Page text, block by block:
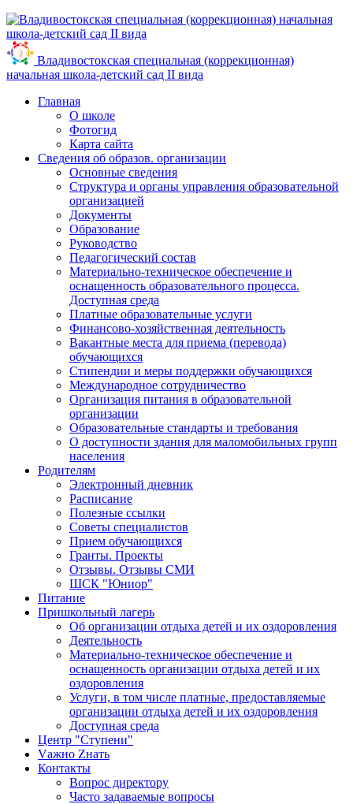
Владивостокская специальная (коррекционная)
начальная школа-детский сад II вида
Главная
О школе
Фотогид
Карта сайта
Сведения об образов. организации
Основные сведения
Структура и органы управления образовательной
организацией
Документы
Образование
Руководство
Педагогический состав
Материально-техническое обеспечение и
оснащенность образовательного процесса.
Доступная среда
Платные образовательные услуги
Финансово-хозяйственная деятельность
Вакантные места для приема (перевода)
обучающихся
Стипендии и меры поддержки обучающихся
Международное сотрудничество
Организация питания в образовательной
организации
Образовательные стандарты и требования
О доступности здания для маломобильных групп
населения
Родителям
Электронный дневник
Расписание
Полезные ссылки
Советы специалистов
Прием обучающихся
Гранты. Проекты
Отзывы. Отзывы СМИ
ШСК "Юниор"
Питание
Пришкольный лагерь
Об организации отдыха детей и их оздоровления
Деятельность
Материально-техническое обеспечение и
оснащенность организации отдыха детей и их
оздоровления
Услуги, в том числе платные, предоставляемые
организации отдыха детей и их оздоровления
Доступная среда
Центр "Ступени"
Vажно Zнать
Контакты
Вопрос директору
Часто задаваемые вопросы